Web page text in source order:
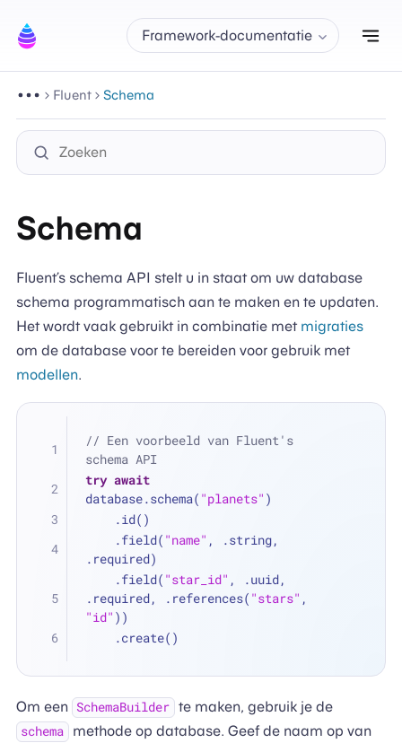
Framework-documentatie
Fluent Schema
Schema
Fluent’s schema API stelt u in staat om uw database
schema programmatisch aan te maken en te updaten.
Het wordt vaak gebruikt in combinatie met migraties
om de database voor te bereiden voor gebruik met
modellen.
// Een voorbeeld van Fluent's
schema API
try await
database.schema( "planets" )
    .id()
    .field(
"name" , .string,
.required)
    .field(
"star_id" , .uuid,
.required, .references( "stars"
"id" ))
    .create()
Om een SchemaBuilder te maken, gebruik je de
schema
methode op database. Geef de naam op van